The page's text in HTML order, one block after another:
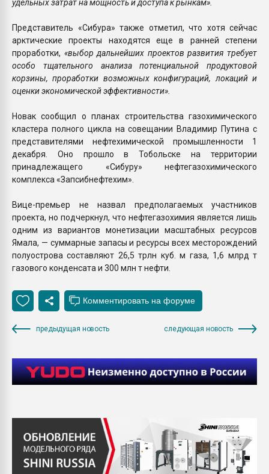
удельных затрат на мощность и доступа к рынкам».
Представитель «Сибура» также отметил, что хотя сейчас
арктические проекты находятся еще в ранней степени
проработки, «выбор дальнейших проектов развития требует
особо тщательного анализа потенциальной продуктовой
корзины, проработки возможных конфигураций, локаций и
оценки экономической эффективности».
Новак сообщил о планах строительства газохимического
кластера полного цикла на совещании Владимир Путина с
представителями нефтехимической промышленности 1
декабря. Оно прошло в Тобольске на территории
принадлежащего «Сибуру» нефтегазохимического
комплекса «Запсибнефтехим».
Вице-премьер не назвал предполагаемых участников
проекта, но подчеркнул, что нефтегазохимия является лишь
одним из вариантов монетизации масштабных ресурсов
Ямала, — суммарные запасы и ресурсы всех месторождений
полуострова составляют 26,5 трлн куб. м газа, 1,6 млрд т
газового конденсата и 300 млн т нефти.
предыдущая новость следующая новость